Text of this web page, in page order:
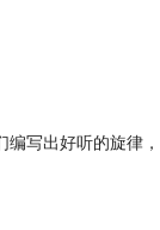
写出好听的旋律，